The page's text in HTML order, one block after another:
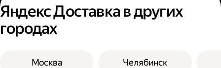
Яндекс Доставка в других
городах
Москва Челябинск